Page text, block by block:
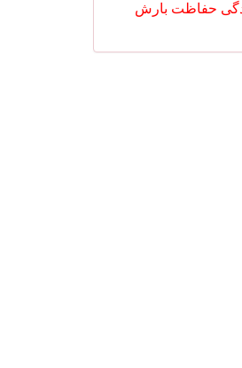
حفاظت بارش